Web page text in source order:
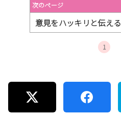
次のページ
意見をハッキリと伝える
1